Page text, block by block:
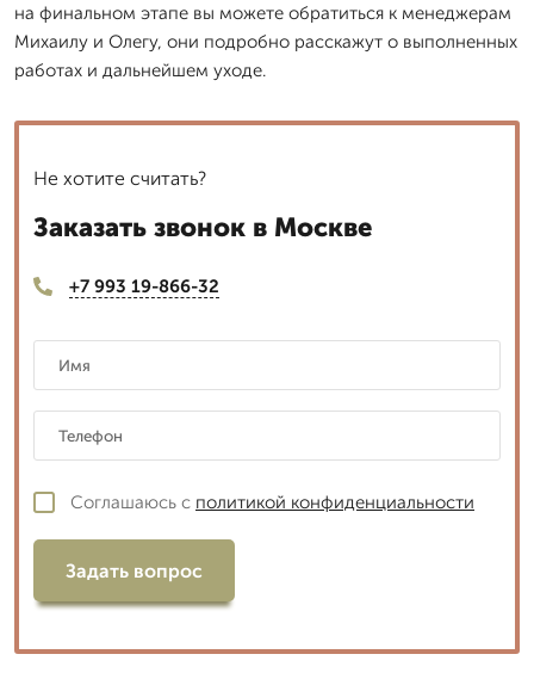
на финальном этапе вы можете обратиться к менеджерам
Михаилу и Олегу, они подробно расскажут о выполненных
работах и дальнейшем уходе.
Не хотите считать?
Заказать звонок в Москве
+7 993 19-866-32
Соглашаюсь с политикой конфиденциальности
Задать вопрос